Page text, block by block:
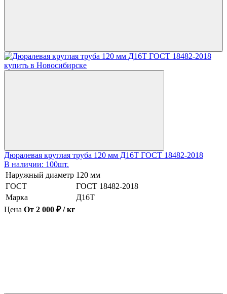
Дюралевая круглая труба 120 мм Д16Т ГОСТ 18482-2018
В наличии: 100шт.
Наружный диаметр 120 мм
ГОСТ
ГОСТ 18482-2018
Марка
Д16Т
Цена От 2 000 ₽ / кг